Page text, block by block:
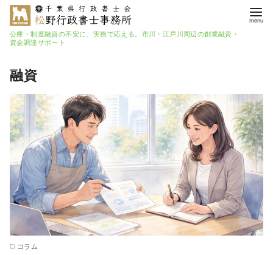
公庫・制度融資の不安に、実務で応える。市川・江戸川周辺の創業融資・
資金調達サポート
融資
コラム